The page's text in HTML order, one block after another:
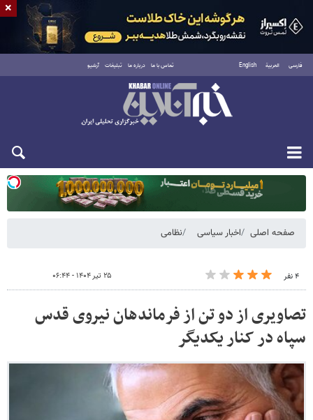
فارسی العربية English تماس با ما درباره ما تبلیغات آرشیو
سه‌شنبه ۲۰ مرداد ۱۴۰۵
صفحه اصلی اخبار سیاسی نظامی
۴ نفر ۲۵ تیر ۱۴۰۴ - ۰۶:۴۴
تصاویری از دو تن از فرماندهان نیروی قدس
سپاه در کنار یکدیگر
×